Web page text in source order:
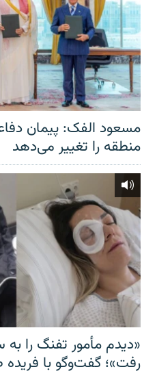
مسعود الفک: پیمان
منطقه را تغییر می‌دهد
«دیدم مأمور تفنگ را
رفت»؛ گفت‌و‌گو با فریده